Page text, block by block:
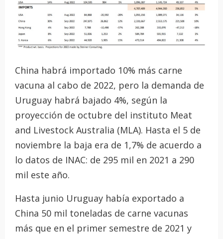
China habrá importado 10% más carne
vacuna al cabo de 2022, pero la demanda de
Uruguay habrá bajado 4%, según la
proyección de octubre del instituto Meat
and Livestock Australia (MLA). Hasta el 5 de
noviembre la baja era de 1,7% de acuerdo a
lo datos de INAC: de 295 mil en 2021 a 290
mil este año.
Hasta junio Uruguay había exportado a
China 50 mil toneladas de carne vacunas
más que en el primer semestre de 2021 y